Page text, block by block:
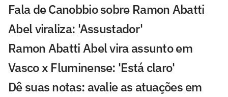
Fala de Canobbio sobre Ramon Abatti
Abel viraliza: 'Assustador'
Ramon Abatti Abel vira assunto em
Vasco x Fluminense: 'Está claro'
Dê suas notas: avalie as atuações em